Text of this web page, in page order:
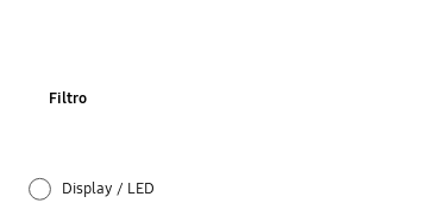
Filtro
Display / LED